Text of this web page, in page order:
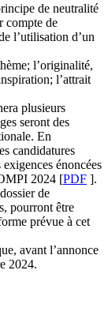
de neutralité
compte de
l’utilisation d’un
l’originalité,
l’attrait
plusieurs
seront des
En
candidatures
énoncées
2024 [PDF ].
de
pourront être
prévue à cet
avant l’annonce
2024.